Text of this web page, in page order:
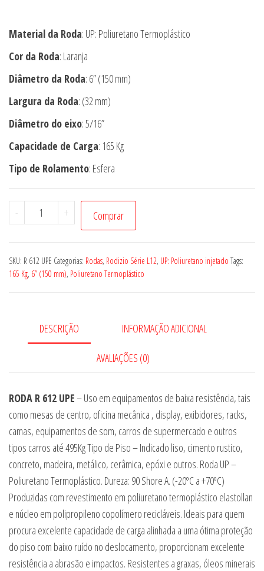
Material da Roda: UP: Poliuretano Termoplástico
Cor da Roda: Laranja
Diâmetro da Roda: 6” (150 mm)
Largura da Roda: (32 mm)
Diâmetro do eixo: 5/16”
Capacidade de Carga: 165 Kg
Tipo de Rolamento: Esfera
-
RODA
R
UPE
quantidade
+ Comprar
SKU: R 612 UPE Categorias: Rodas, Rodizio Série L12, UP: Poliuretano injetado Tags:
165 Kg, 6” (150 mm), Poliuretano Termoplástico
DESCRIÇÃO INFORMAÇÃO ADICIONAL
AVALIAÇÕES (0)
RODA R 612 UPE– Uso em equipamentos de baixa resistência, tais
como mesas de centro, oficina mecânica , display, exibidores, racks,
camas, equipamentos de som, carros de supermercado e outros
tipos carros até 495Kg Tipo de Piso – Indicado liso, cimento rustico,
concreto, madeira, metálico, cerâmica, epóxi e outros. Roda UP –
Poliuretano Termoplástico. Dureza: 90 Shore A. (-20ºC a +70ºC)
Produzidas com revestimento em poliuretano termoplástico elastollan
e núcleo em polipropileno copolímero recicláveis. Ideais para quem
procura excelente capacidade de carga alinhada a uma ótima proteção
do piso com baixo ruído no deslocamento, proporcionam excelente
resistência a abrasão e impactos. Resistentes a graxas, óleos minerais